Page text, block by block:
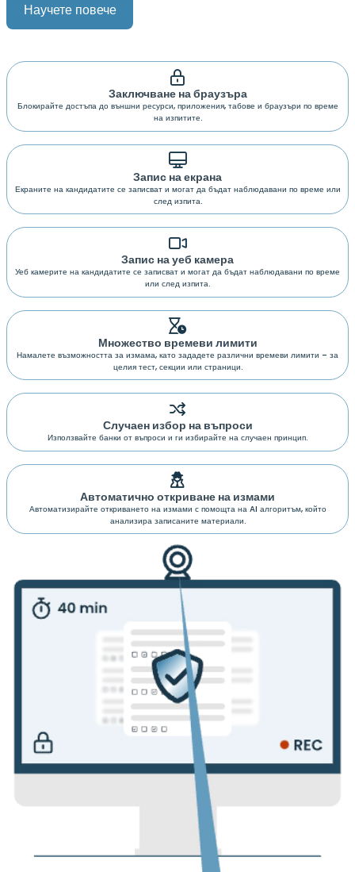
Научете повече
Заключване на браузъра
Блокирайте достъпа до външни ресурси, приложения, табове и браузъри по време
на изпитите.
Запис на екрана
Екраните на кандидатите се записват и могат да бъдат наблюдавани по време или
след изпита.
Запис на уеб камера
Уеб камерите на кандидатите се записват и могат да бъдат наблюдавани по време
или след изпита.
Множество времеви лимити
Намалете възможността за измама, като зададете различни времеви лимити – за
целия тест, секции или страници.
Случаен избор на въпроси
Използвайте банки от въпроси и ги избирайте на случаен принцип.
Автоматично откриване на измами
Автоматизирайте откриването на измами с помощта на AI алгоритъм, който
анализира записаните материали.